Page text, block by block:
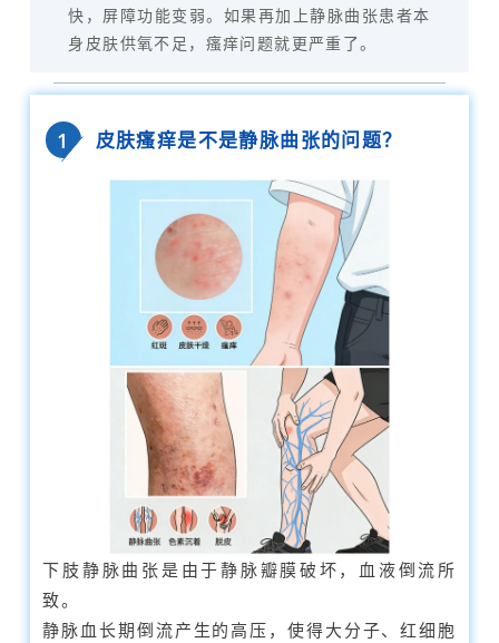
快，屏障功能变弱。如果再加上静脉曲张患者本
身皮肤供氧不足，瘙痒问题就更严重了。
1 皮肤瘙痒是不是静脉曲张的问题？
下肢静脉曲张是由于静脉瓣膜破坏，血液倒流所
致。
静脉血长期倒流产生的高压，使得大分子、红细胞